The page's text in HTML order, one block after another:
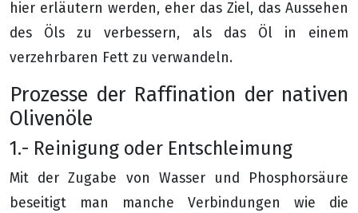
hier erläutern werden, eher das Ziel, das Aussehen
des Öls zu verbessern, als das Öl in einem
verzehrbaren Fett zu verwandeln.
Prozesse der Raffination der nativen
Olivenöle
1.- Reinigung oder Entschleimung
Mit der Zugabe von Wasser und Phosphorsäure
beseitigt man manche Verbindungen wie die